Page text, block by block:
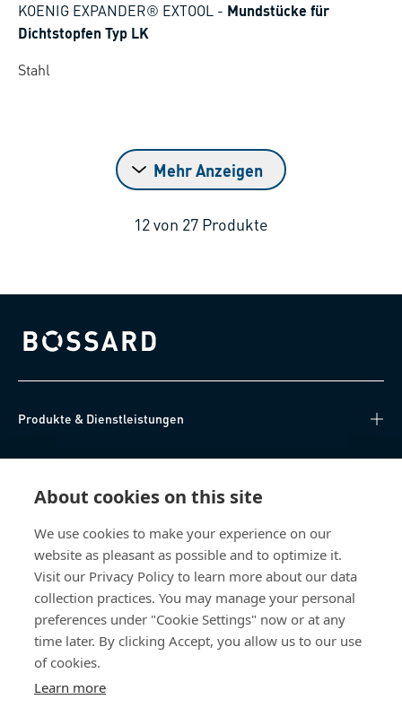
About cookies on this site
We use cookies to make your experience on our
website as pleasant as possible and to optimize it.
Visit our Privacy Policy to learn more about our data
collection practices. You may manage your personal
preferences under "Cookie Settings" now or at any
time later. By clicking Accept, you allow us to our use
of cookies.
Learn more
KOENIG EXPANDER® EXTOOL - Mundstücke für
Dichtstopfen Typ LK
Stahl
Mehr Anzeigen
12von 27 Produkte
Bossard homepage
Produkte & Dienstleistungen
Wissen
Über uns
Bossard Deutschland
Max-Eyth-Str. 14
89186 Illerrieden